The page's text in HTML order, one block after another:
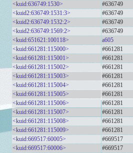
<kuid:636749:1530>
#636749
<kuid2:636749:1531:3>
#636749
<kuid2:636749:1532:2>
#636749
<kuid2:636749:1569:2>
#636749
<kuid:651621:100118>
a605
<kuid:661281:115000>
#661281
<kuid:661281:115001>
#661281
<kuid:661281:115002>
#661281
<kuid:661281:115003>
#661281
<kuid:661281:115004>
#661281
<kuid:661281:115005>
#661281
<kuid:661281:115006>
#661281
<kuid:661281:115007>
#661281
<kuid:661281:115008>
#661281
<kuid:661281:115009>
#661281
<kuid:669517:60005>
#669517
<kuid:669517:60006>
#669517